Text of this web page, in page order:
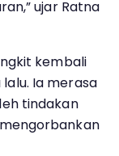
ujar Ratna
kembali
Ia merasa
tindakan